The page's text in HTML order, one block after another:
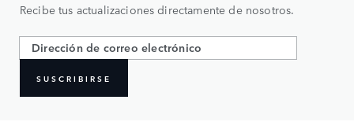
Recibe tus actualizaciones directamente de nosotros.
SUSCRIBIRSE